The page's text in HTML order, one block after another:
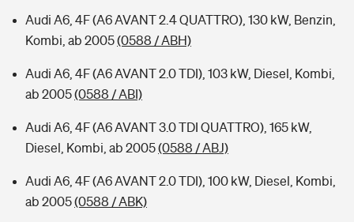
Audi A6, 4F (A6 AVANT 2.4 QUATTRO), 130 kW, Benzin,
Kombi, ab 2005(0588 / ABH)
Audi A6, 4F (A6 AVANT 2.0 TDI), 103 kW, Diesel, Kombi,
ab 2005(0588 / ABI)
Audi A6, 4F (A6 AVANT 3.0 TDI QUATTRO), 165 kW,
Diesel, Kombi, ab 2005(0588 / ABJ)
Audi A6, 4F (A6 AVANT 2.0 TDI), 100 kW, Diesel, Kombi,
ab 2005(0588 / ABK)